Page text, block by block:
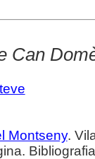
Can
Montseny.